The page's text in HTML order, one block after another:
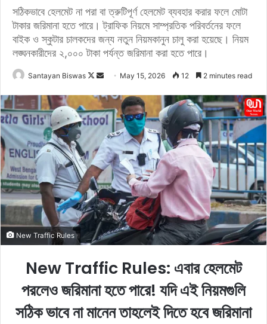
সঠিকভাবে হেলমেট না পরা বা ত্রুটিপূর্ণ হেলমেট ব্যবহার করার ফলে মোটা
টাকার জরিমানা হতে পারে। ট্রাফিক নিয়মে সাম্প্রতিক পরিবর্তনের ফলে
বাইক ও স্কুটার চালকদের জন্য নতুন নিয়মকানুন চালু করা হয়েছে। নিয়ম
লঙ্ঘনকারীদের ২,০০০ টাকা পর্যন্ত জরিমানা করা হতে পারে।
Santayan Biswas
F
l
o
w
o
n
X
n
d
a
n
e
a
i
l
May 15, 2026 12 2 minutes read
New Traffic Rules
New Traffic Rules: এবার হেলমেট
পরলেও জরিমানা হতে পারে! যদি এই নিয়মগুলি
সঠিক ভাবে না মানেন তাহলেই দিতে হবে জরিমানা